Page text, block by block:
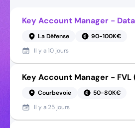
Key Account Manager -
La Défense
90-100K€
Il y a10 jours
Key Account Manager - FVL
Courbevoie
50-80K€
Il y a 25 jours